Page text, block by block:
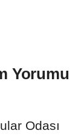
Yorumu
Odası